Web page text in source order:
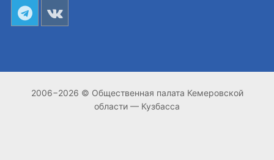
2006−2026 © Общественная палата Кемеровской
области — Кузбасса